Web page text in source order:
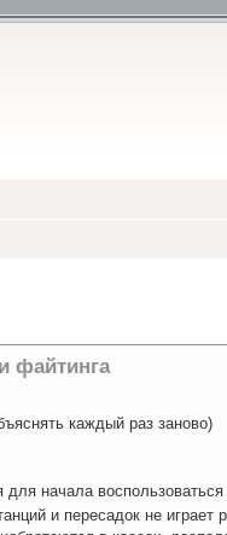
файтинга
каждый раз заново)
начала
и пересадок не